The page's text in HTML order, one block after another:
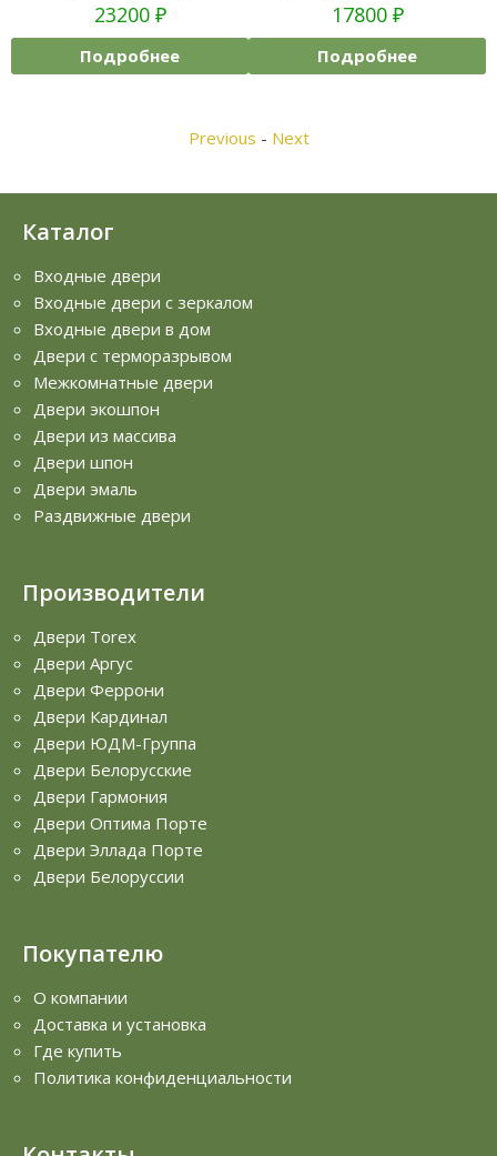
23200 ₽
Подробнее
17800 ₽
Подробнее
Previous - Next
Каталог
Входные двери
Входные двери с зеркалом
Входные двери в дом
Двери с терморазрывом
Межкомнатные двери
Двери экошпон
Двери из массива
Двери шпон
Двери эмаль
Раздвижные двери
Производители
Двери Torex
Двери Аргус
Двери Феррони
Двери Кардинал
Двери ЮДМ-Группа
Двери Белорусские
Двери Гармония
Двери Оптима Порте
Двери Эллада Порте
Двери Белоруссии
Покупателю
О компании
Доставка и установка
Где купить
Политика конфиденциальности